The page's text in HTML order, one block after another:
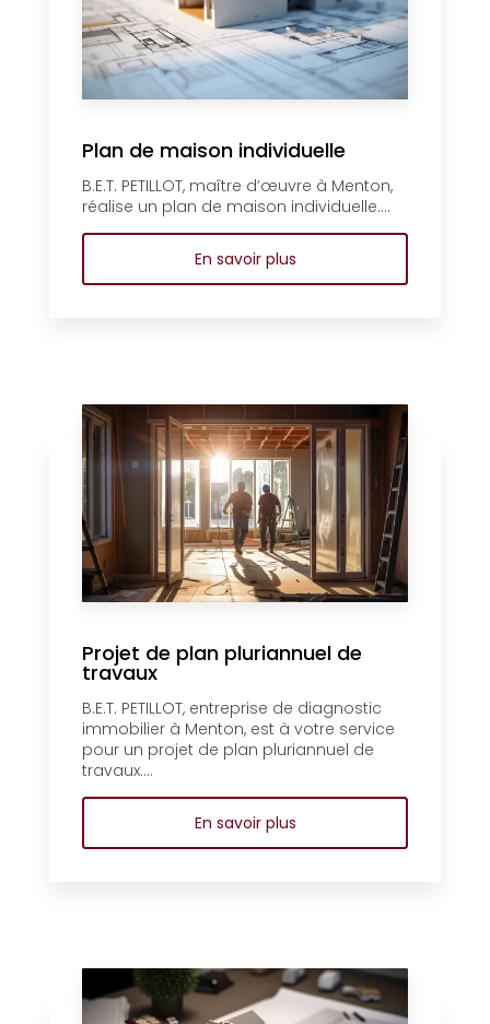
Plan de maison individuelle
B.E.T. PETILLOT, maître d’œuvre à Menton,
réalise un plan de maison individuelle....
En savoir plus
Projet de plan pluriannuel de
travaux
B.E.T. PETILLOT, entreprise de diagnostic
immobilier à Menton, est à votre service
pour un projet de plan pluriannuel de
travaux....
En savoir plus